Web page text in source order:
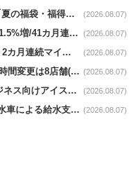
PLANTnews｜お盆向けごちそう商品と｢夏の福袋・福得カート｣8/8から開催 (2026.08.07)
リテールパートナーズnews｜7月既存店1.5%増/41カ月連続増 (2026.08.07)
MrMax news｜7月既存店売上高1.6％減､2カ月連続マイナス (2026.08.07)
イオン九州news｜熊本地震による休業､時間変更は8店舗(8/7時点) (2026.08.07)
青山商事news｜6時間冷たさが持続｢ビジネス向けアイスベスト｣発売 (2026.08.07)
ローソンnews｜｢熊本地震｣/店舗への散水車による給水支援を開始 (2026.08.07)